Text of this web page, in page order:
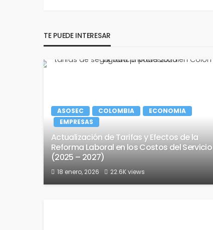
TE PUEDE INTERESAR
ASOSEC COLOMBIA
ECONOMIA
EMPRESAS
Actualización de Tarifas y Efectos de la
Reforma Laboral en los Costos del Servicio
(2025 – 2027)
18 enero, 2026 22.6K views